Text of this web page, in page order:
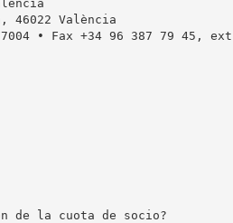
46022 València
de la cuota de socio?